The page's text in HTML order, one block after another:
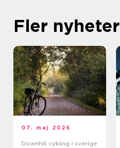
Fler nyheter
07. maj 2026
Downhill cykling i sverige